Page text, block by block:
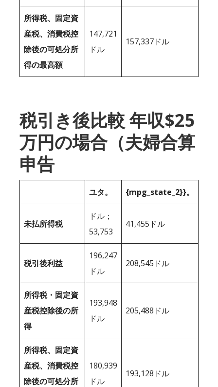
所得税、固定資
産税、消費税控
除後の可処分所
得の最高額
147,721
ドル
157,337ドル
税引き後比較 年収$25
万円の場合（夫婦合算
申告
ユタ。 {mpg_state_2}}。
未払所得税
ドル；
53,753
41,455ドル
税引後利益
196,247
ドル
208,545ドル
所得税・固定資
産税控除後の所
得
193,948
ドル
205,488ドル
所得税、固定資
産税、消費税控
除後の可処分所
180,939
ドル
193,128ドル